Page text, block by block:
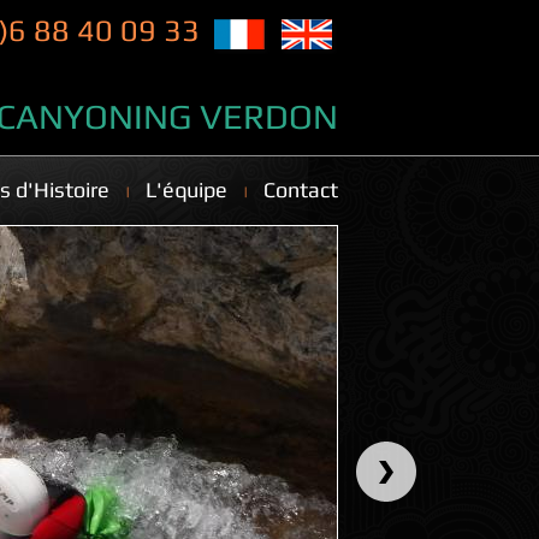
88 40 09 33
CANYONING VERDON
d'Histoire L'équipe Contact